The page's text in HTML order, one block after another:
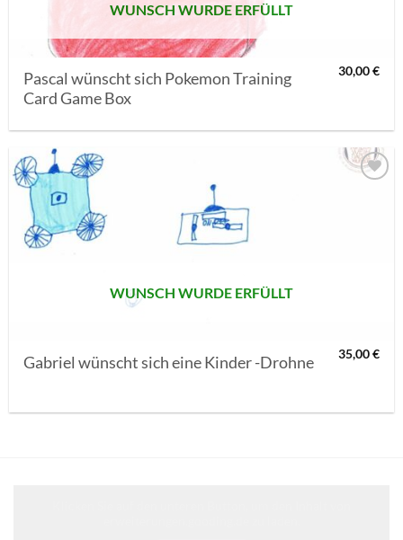
WUNSCH WURDE ERFÜLLT
Pascal wünscht sich Pokemon Training
Card Game Box
30,00€
WUNSCH WURDE ERFÜLLT
Gabriel wünscht sich eine Kinder -Drohne 35,00€